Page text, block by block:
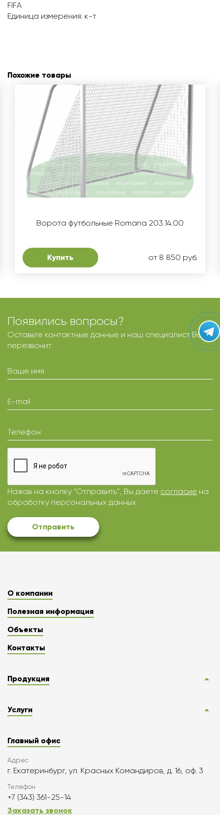
FIFA
Единица измерения: к-т
Похожие товары
Ворота футбольные Romana 203.14.00
Купить от 8 850 руб.
Появились вопросы?
Оставьте контактные данные и наш специалист Вам
перезвонит
Ваше имя
E-mail
Телефон
Нажав на кнопку “Отправить”, Вы даете согласие на
обработку персональных данных
Отправить
О компании
Полезная информация
Объекты
Контакты
Продукция
Услуги
Главный офис
Адрес
г. Екатеринбург, ул. Красных Командиров, д. 16, оф. 3
Телефон
+7 (343) 361-25-14
Заказать звонок